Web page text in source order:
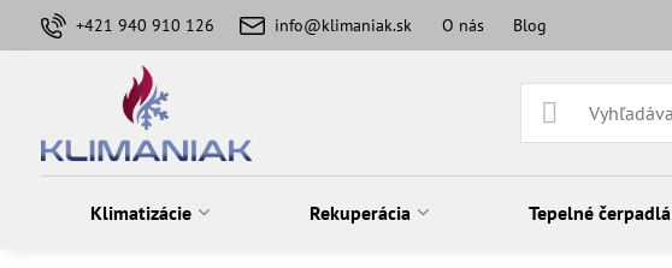
+421 940 910 126 info@klimaniak.sk O nás Blog
Klimatizácie Rekuperácia Tepelné čerpadlá